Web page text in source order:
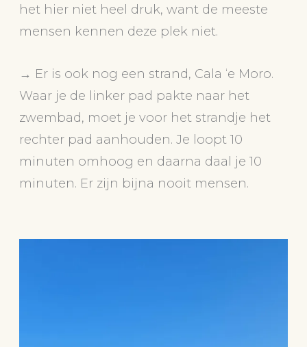
het hier niet heel druk, want de meeste
mensen kennen deze plek niet.
→ Er is ook nog een strand, Cala ‘e Moro.
Waar je de linker pad pakte naar het
zwembad, moet je voor het strandje het
rechter pad aanhouden. Je loopt 10
minuten omhoog en daarna daal je 10
minuten. Er zijn bijna nooit mensen.